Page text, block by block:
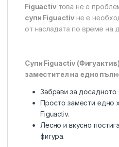
Figuactivтова не е
супи Figuactiv не е
от насладата по време на
Супи Figuactiv
заместител на едно
Забрави за досадното
Просто замести едно
Figuactiv.
Лесно и вкусно
фигура.